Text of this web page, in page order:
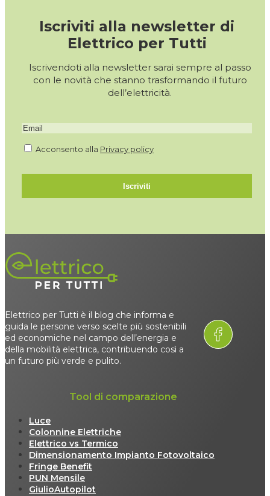
Iscriviti alla newsletter di
Elettrico per Tutti
Iscrivendoti alla newsletter sarai sempre al passo
con le novità che stanno trasformando il futuro
dell’elettricità.
Acconsento alla Privacy policy
Iscriviti
Elettrico per Tutti è il blog che informa e
guida le persone verso scelte più sostenibili
ed economiche nel campo dell’energia e
della mobilità elettrica, contribuendo così a
un futuro più verde e pulito.
Tool di comparazione
Luce
Colonnine Elettriche
Elettrico vs Termico
Dimensionamento Impianto Fotovoltaico
Fringe Benefit
PUN Mensile
GiulioAutopilot